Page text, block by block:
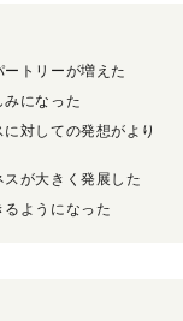
トリーが増えた
みになった
対しての発想がより
が大きく発展した
ようになった